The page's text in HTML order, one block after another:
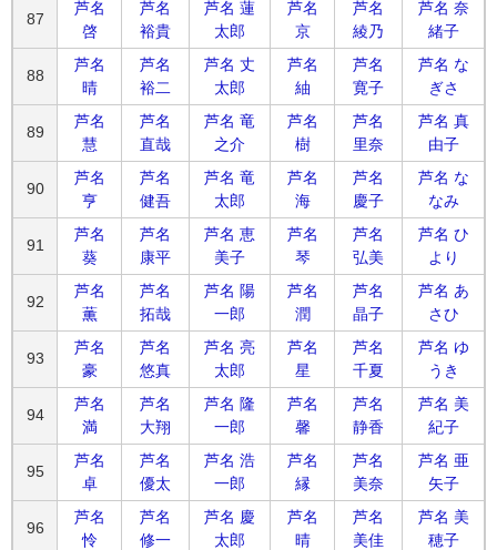
87
芦名
啓
芦名
裕貴
芦名 蓮
太郎
芦名
京
芦名
綾乃
芦名 奈
緒子
88
芦名
晴
芦名
裕二
芦名 丈
太郎
芦名
紬
芦名
寛子
芦名 な
ぎさ
89
芦名
慧
芦名
直哉
芦名 竜
之介
芦名
樹
芦名
里奈
芦名 真
由子
90
芦名
亨
芦名
健吾
芦名 竜
太郎
芦名
海
芦名
慶子
芦名 な
なみ
91
芦名
葵
芦名
康平
芦名 恵
美子
芦名
琴
芦名
弘美
芦名 ひ
より
92
芦名
薫
芦名
拓哉
芦名 陽
一郎
芦名
潤
芦名
晶子
芦名 あ
さひ
93
芦名
豪
芦名
悠真
芦名 亮
太郎
芦名
星
芦名
千夏
芦名 ゆ
うき
94
芦名
満
芦名
大翔
芦名 隆
一郎
芦名
馨
芦名
静香
芦名 美
紀子
95
芦名
卓
芦名
優太
芦名 浩
一郎
芦名
縁
芦名
美奈
芦名 亜
矢子
96
芦名
怜
芦名
修一
芦名 慶
太郎
芦名
晴
芦名
美佳
芦名 美
穂子